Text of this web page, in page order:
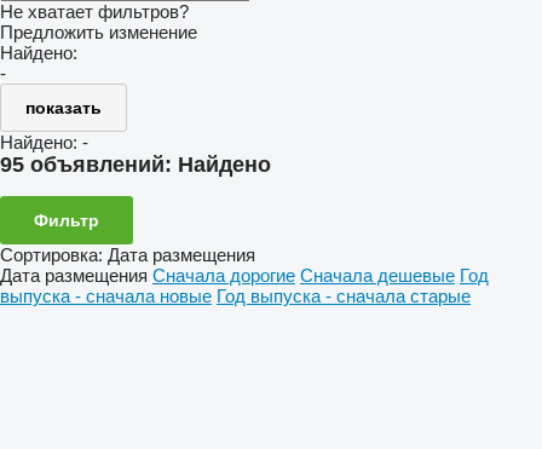
Не хватает фильтров?
Предложить изменение
Найдено:
-
показать
Найдено: -
95 объявлений: Найдено
Фильтр
Сортировка: Дата размещения
Дата размещения Сначала дорогие Сначала дешевые Год
выпуска - сначала новые Год выпуска - сначала старые